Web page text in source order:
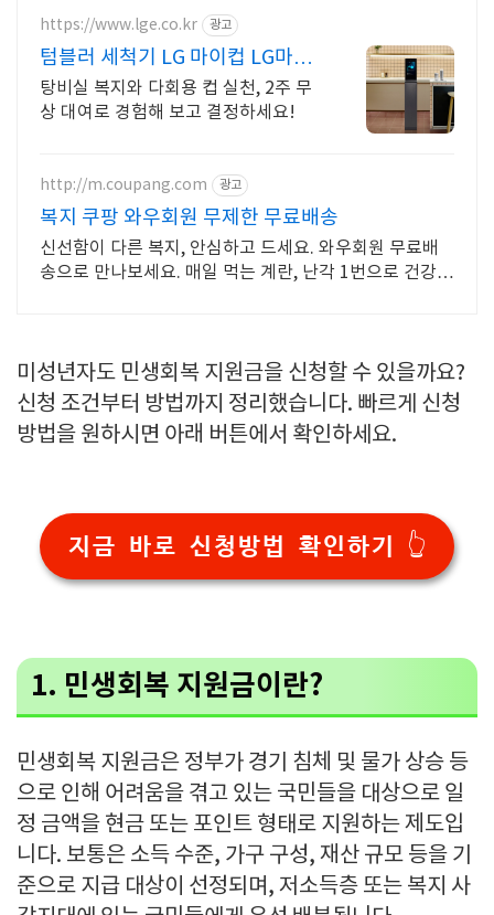
https://www.lge.co.kr 광고
텀블러 세척기 LG 마이컵 LG마이
컵 무상대여신청
탕비실 복지와 다회용 컵 실천, 2주 무
상 대여로 경험해 보고 결정하세요!
http://m.coupang.com 광고
복지 쿠팡 와우회원 무제한 무료배송
신선함이 다른 복지, 안심하고 드세요. 와우회원 무료배
송으로 만나보세요. 매일 먹는 계란, 난각 1번으로 건강
미성년자도 민생회복 지원금을 신청할 수 있을까요?
신청 조건부터 방법까지 정리했습니다. 빠르게 신청
방법을 원하시면 아래 버튼에서 확인하세요.
지금 바로 신청방법 확인하기 👆
1. 민생회복 지원금이란?
민생회복 지원금은 정부가 경기 침체 및 물가 상승 등
으로 인해 어려움을 겪고 있는 국민들을 대상으로 일
정 금액을 현금 또는 포인트 형태로 지원하는 제도입
니다. 보통은 소득 수준, 가구 구성, 재산 규모 등을 기
준으로 지급 대상이 선정되며, 저소득층 또는 복지 사